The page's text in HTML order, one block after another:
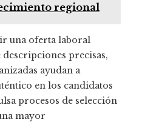
regional
una oferta laboral
descripciones precisas,
ayudan a
en los candidatos
procesos de selección
mayor